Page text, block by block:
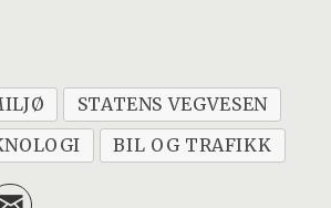
STATENS VEGVESEN
BIL OG TRAFIKK